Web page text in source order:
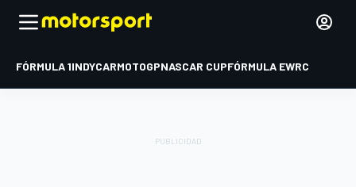
FÓRMULA 1INDYCARMOTOGPNASCAR CUPFÓRMULA EWRC